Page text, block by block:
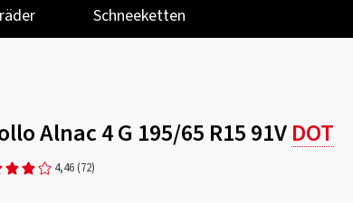
Schneeketten
Alnac 4 G 195/65 R15 91VDOT
4,46 (72)